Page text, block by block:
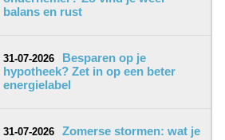
balans en rust
31-07-2026
Besparen op je
hypotheek? Zet in op een beter
energielabel
31-07-2026
Zomerse stormen: wat je